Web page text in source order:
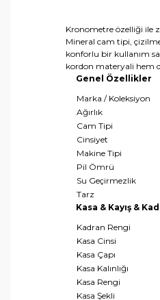
Kronometre özelliği ile
Mineral cam tipi,
konforlu bir kullanım
kordon materyali hem
Genel Özellikler
Marka / Koleksiyon
Ağırlık
Cam Tipi
Cinsiyet
Makine Tipi
Pil Ömrü
Su Geçirmezlik
Tarz
Kasa & Kayış &
Kadran Rengi
Kasa Cinsi
Kasa Çapı
Kasa Kalınlığı
Kasa Rengi
Kasa Şekli